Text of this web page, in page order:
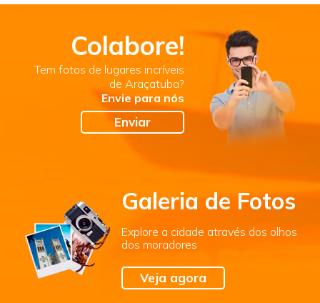
Colabore!
Tem fotos de lugares incríveis
de Araçatuba?
Envie para nós
Enviar
Galeria de Fotos
Explore a cidade através dos olhos
dos moradores
Veja agora